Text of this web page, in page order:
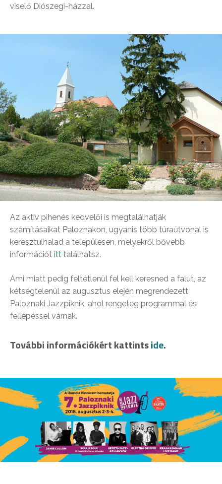
viselő Diószegi-házzal.
Az aktív pihenés kedvelői is megtalálhatják
számításaikat Paloznakon, ugyanis több túraútvonal is
keresztülhalad a településen, melyekről bővebb
információt itt találhatsz.
Ami miatt pedig feltétlenül fel kell keresned a falut, az
kétségtelenül az augusztus elején megrendezett
Paloznaki Jazzpiknik, ahol rengeteg programmal és
fellépéssel várnak.
További információkért kattintside.